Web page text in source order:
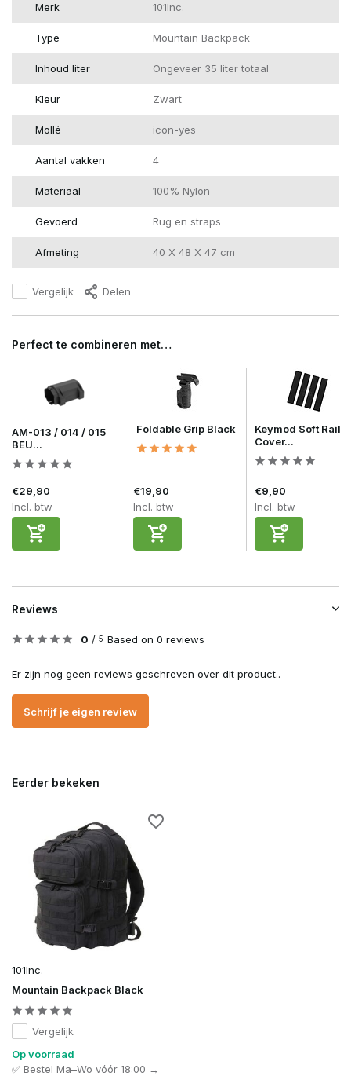
Merk 101Inc.
Type Mountain Backpack
Inhoud liter Ongeveer 35 liter totaal
Kleur Zwart
Mollé icon-yes
Aantal vakken 4
Materiaal 100% Nylon
Gevoerd Rug en straps
Afmeting 40 X 48 X 47 cm
Vergelijk Delen
Perfect te combineren met…
AM-013 / 014 / 015
BEU...
€29,90
Incl. btw
Foldable Grip Black
€19,90
Incl. btw
Keymod Soft Rail
Cover...
€9,90
Incl. btw
Reviews
0 / 5 Based on 0 reviews
Er zijn nog geen reviews geschreven over dit product..
Schrijf je eigen review
Eerder bekeken
101Inc.
Mountain Backpack Black
Vergelijk
Op voorraad
✅ Bestel Ma–Wo vóór 18:00 →